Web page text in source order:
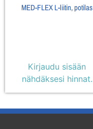
MED-FLEX L-liitin, potilas
Kirjaudu sisään
nähdäksesi hinnat.